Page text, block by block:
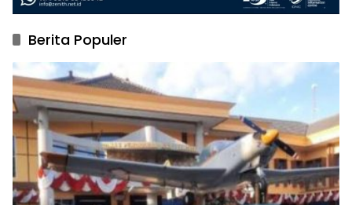
Berita Populer